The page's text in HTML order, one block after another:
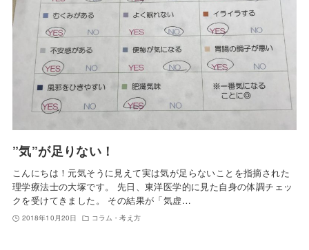
”気”が足りない！
こんにちは！元気そうに見えて実は気が足らないことを指摘された
理学療法士の大塚です。 先日、東洋医学的に見た自身の体調チェッ
クを受けてきました。 その結果が「気虚…
2018年10月20日 コラム・考え方